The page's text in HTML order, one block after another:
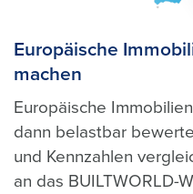
Europäische
machen
Europäische
dann belastbar
und Kennzahlen
an das BUILTWORLD-